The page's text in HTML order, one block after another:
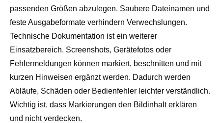
passenden Größen abzulegen. Saubere Dateinamen und
feste Ausgabeformate verhindern Verwechslungen.
Technische Dokumentation ist ein weiterer
Einsatzbereich. Screenshots, Gerätefotos oder
Fehlermeldungen können markiert, beschnitten und mit
kurzen Hinweisen ergänzt werden. Dadurch werden
Abläufe, Schäden oder Bedienfehler leichter verständlich.
Wichtig ist, dass Markierungen den Bildinhalt erklären
und nicht verdecken.